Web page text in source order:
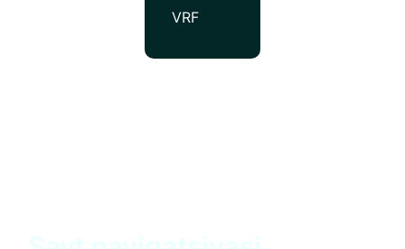
VRF